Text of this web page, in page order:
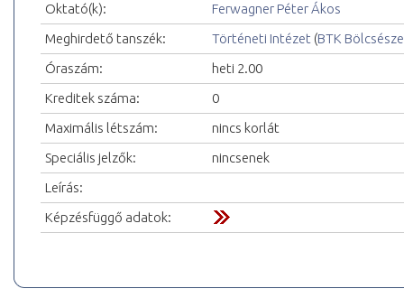
Oktató(k):
Ferwagner Péter Ákos
Meghirdető tanszék:
Történeti Intézet (BTK
Óraszám:
heti 2.00
Kreditek száma:
0
Maximális létszám:
nincs korlát
Speciális jelzők:
nincsenek
Leírás:
Képzésfüggő adatok: